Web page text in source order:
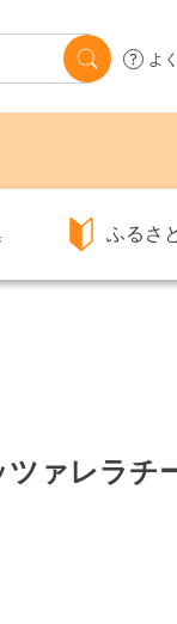
よ
ふるさ
ァレラチ